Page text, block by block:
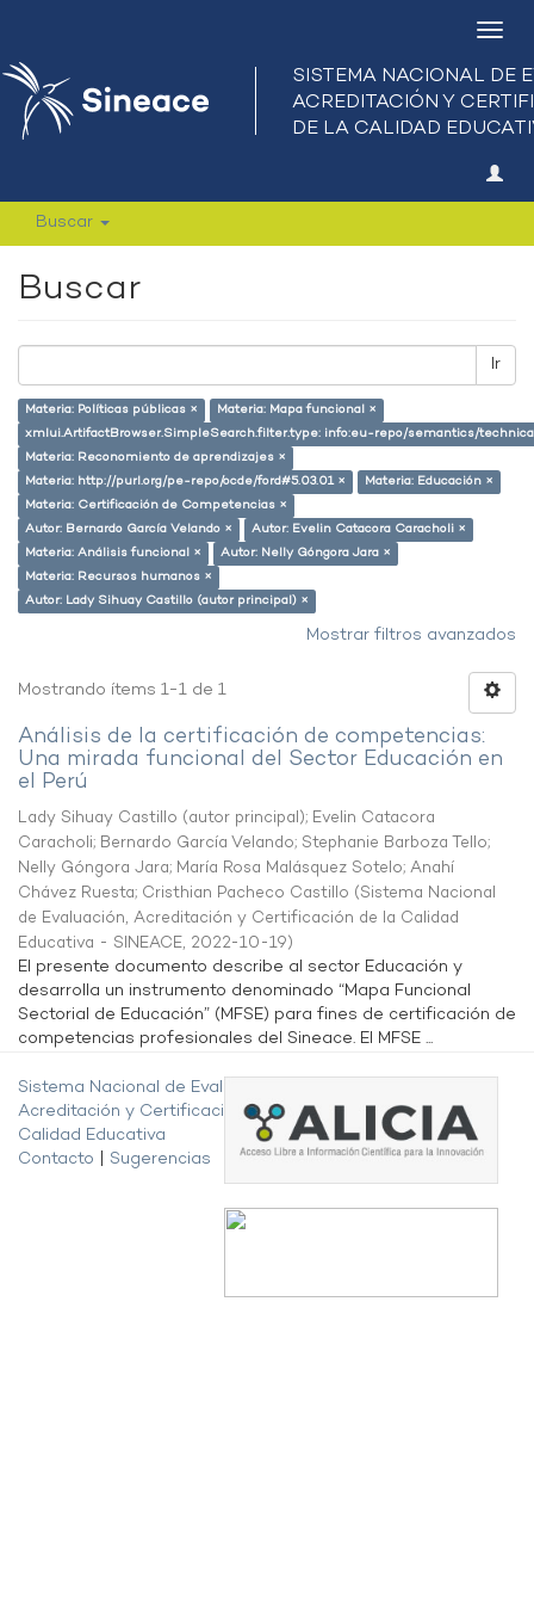
Buscar
Buscar
Ir
Materia: Políticas públicas ×
Materia: Mapa funcional ×
xmlui.ArtifactBrowser.SimpleSearch.filter.type: info:eu-repo/semantics/
Materia: Reconomiento de aprendizajes ×
Materia: http://purl.org/pe-repo/ocde/ford#5.03.01 ×
Materia: Educación ×
Materia: Certificación de Competencias ×
Autor: Bernardo García Velando ×
Autor: Evelin Catacora Caracholi ×
Materia: Análisis funcional ×
Autor: Nelly Góngora Jara ×
Materia: Recursos humanos ×
Autor: Lady Sihuay Castillo (autor principal) ×
Mostrar filtros avanzados
Mostrando ítems 1-1 de 1
Análisis de la certificación de competencias:
Una mirada funcional del Sector Educación en
el Perú
Lady Sihuay Castillo (autor principal); Evelin Catacora
Caracholi; Bernardo García Velando; Stephanie Barboza Tello;
Nelly Góngora Jara; María Rosa Malásquez Sotelo; Anahí
Chávez Ruesta; Cristhian Pacheco Castillo (Sistema Nacional
de Evaluación, Acreditación y Certificación de la Calidad
Educativa - SINEACE, 2022-10-19)
El presente documento describe al sector Educación y
desarrolla un instrumento denominado “Mapa Funcional
Sectorial de Educación” (MFSE) para fines de certificación de
competencias profesionales del Sineace. El MFSE ...
Sistema Nacional de Evaluación,
Acreditación y Certificación de la
Calidad Educativa
Contacto
Sugerencias